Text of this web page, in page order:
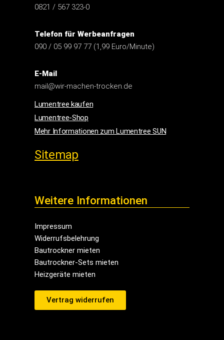
0821 / 567 323-0
Telefon für Werbeanfragen
090 / 05 99 97 77 (1,99 Euro/Minute)
E-Mail
mail@wir-machen-trocken.de
Lumentree kaufen
Lumentree-Shop
Mehr Informationen zum Lumentree SUN
Sitemap
Weitere Informationen
Impressum
Widerrufsbelehrung
Bautrockner mieten
Bautrockner-Sets mieten
Heizgeräte mieten
Vertrag widerrufen